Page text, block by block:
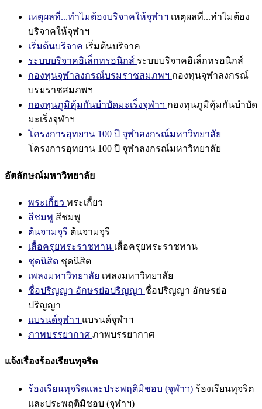
เหตุผลที่...ทำไมต้องบริจาคให้จุฬาฯ เหตุผลที่...ทำไมต้อง
บริจาคให้จุฬาฯ
เริ่มต้นบริจาค เริ่มต้นบริจาค
ระบบบริจาคอิเล็กทรอนิกส์ ระบบบริจาคอิเล็กทรอนิกส์
กองทุนจุฬาลงกรณ์บรมราชสมภพฯ กองทุนจุฬาลงกรณ์
บรมราชสมภพฯ
กองทุนภูมิคุ้มกันบำบัดมะเร็งจุฬาฯ กองทุนภูมิคุ้มกันบำบัด
มะเร็งจุฬาฯ
โครงการอุทยาน 100 ปี จุฬาลงกรณ์มหาวิทยาลัย
โครงการอุทยาน 100 ปี จุฬาลงกรณ์มหาวิทยาลัย
อัตลักษณ์มหาวิทยาลัย
พระเกี้ยว พระเกี้ยว
สีชมพู สีชมพู
ต้นจามจุรี ต้นจามจุรี
เสื้อครุยพระราชทาน เสื้อครุยพระราชทาน
ชุดนิสิต ชุดนิสิต
เพลงมหาวิทยาลัย เพลงมหาวิทยาลัย
ชื่อปริญญา อักษรย่อปริญญา ชื่อปริญญา อักษรย่อ
ปริญญา
แบรนด์จุฬาฯ แบรนด์จุฬาฯ
ภาพบรรยากาศ ภาพบรรยากาศ
แจ้งเรื่องร้องเรียนทุจริต
ร้องเรียนทุจริตและประพฤติมิชอบ (จุฬาฯ) ร้องเรียนทุจริต
และประพฤติมิชอบ (จุฬาฯ)